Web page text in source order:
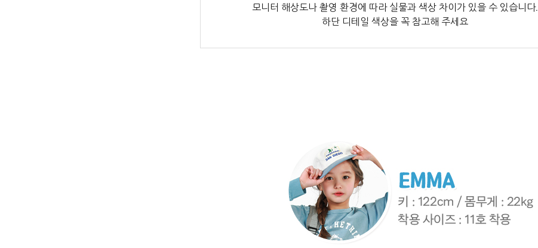
모니터 해상도나 촬영 환경에 따라 실물과 색상 차이가 있을 수 있습니다.
하단 디테일 색상을 꼭 참고해 주세요